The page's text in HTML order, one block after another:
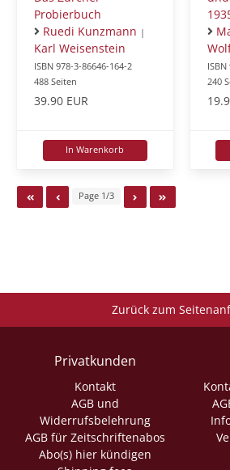
Probierbuch
Ruedi Kunzmann |
Karl Weisenstein
ISBN 978-3-86646-164-2
488 Seiten
39.90 EUR
In Warenkorb
240
Page 1/3
Zurück zum
Privatkunden
Kontakt
AGB und
Widerrufsbelehrung
AGB für Zeitschriftenabos
Abo(s) hier kündigen